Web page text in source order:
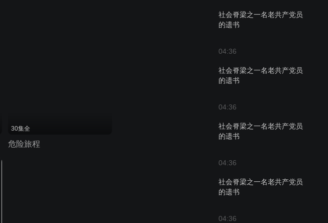
社会脊梁之一名老共产党员
的遗书
04:36
社会脊梁之一名老共产党员
的遗书
04:36
社会脊梁之一名老共产党员
的遗书
04:36
社会脊梁之一名老共产党员
的遗书
04:36
30集全
危险旅程